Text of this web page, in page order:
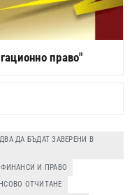
право"
ДА БЪДАТ ЗАВЕРЕНИ В
ФИНАНСИ И ПРАВО
ОТЧИТАНЕ